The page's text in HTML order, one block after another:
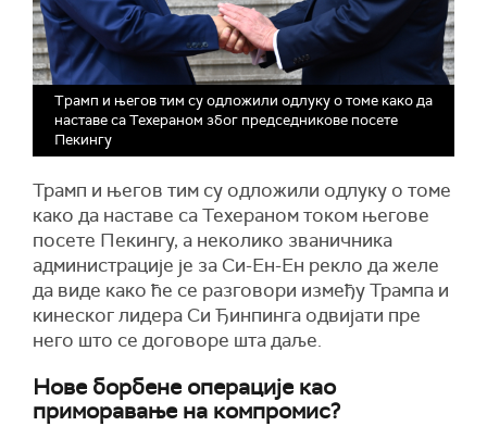
Трамп и његов тим су одложили одлуку о томе како да
наставе са Техераном због председникове посете
Пекингу
Трамп и његов тим су одложили одлуку о томе
како да наставе са Техераном током његове
посете Пекингу, а неколико званичника
администрације је за Си-Ен-Ен рекло да желе
да виде како ће се разговори између Трампа и
кинеског лидера Си Ђинпинга одвијати пре
него што се договоре шта даље.
Нове борбене операције као
приморавање на компромис?